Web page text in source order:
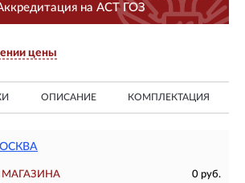
на АСТ ГОЗ
цены
ОПИСАНИЕ КОМПЛЕКТАЦИЯ
0 руб.